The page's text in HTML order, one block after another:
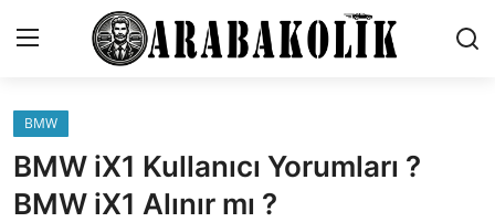
İletişim
Genel
BMW
BMW iX1 Kullanıcı Yorumları ?
BMW iX1 Alınır mı ?